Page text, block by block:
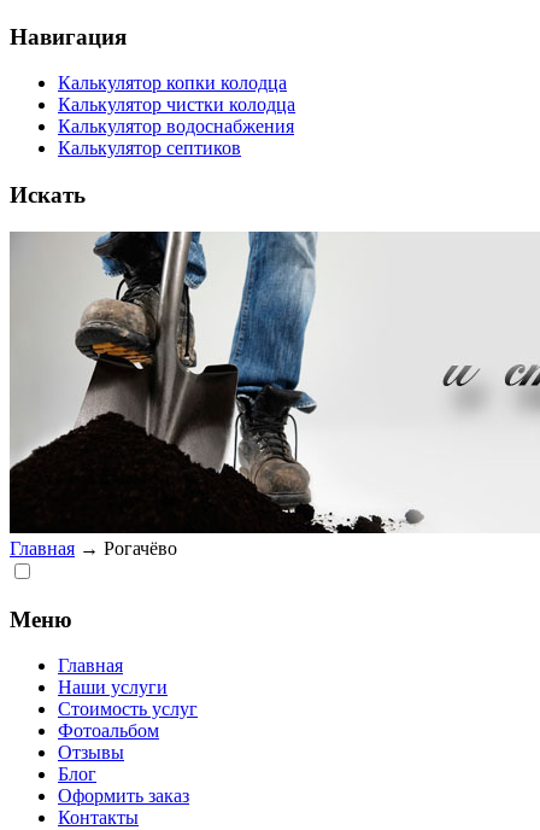
Навигация
Калькулятор копки колодца
Калькулятор чистки колодца
Калькулятор водоснабжения
Калькулятор септиков
Искать
Главная → Рогачёво
Меню
Главная
Наши услуги
Стоимость услуг
Фотоальбом
Отзывы
Блог
Оформить заказ
Контакты